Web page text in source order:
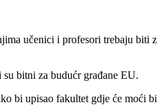
učenici i profesori trebaju biti
bitni za budućr građane EU.
bi upisao fakultet gdje će moći